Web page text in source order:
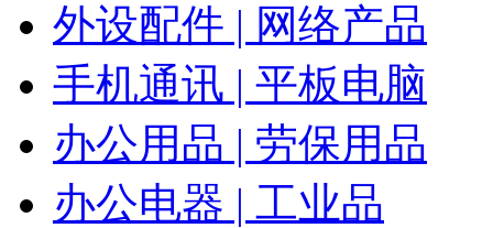
外设配件 | 网络产品
手机通讯 | 平板电脑
办公用品 | 劳保用品
办公电器 | 工业品